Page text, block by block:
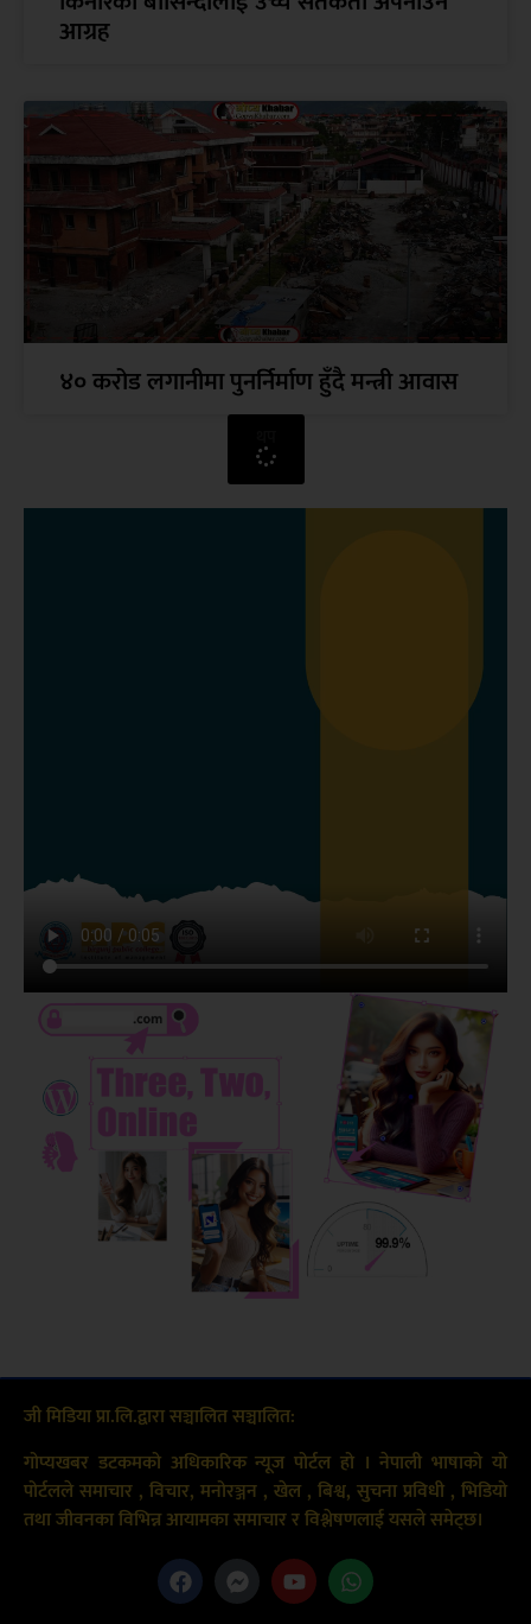
आग्रह
४० करोड लगानीमा पुनर्निर्माण हुँदै मन्त्री आवास
जी मिडिया प्रा.लि.द्वारा सञ्चालित सञ्चालित:
गोप्यखबर डटकमको अधिकारिक न्यूज पोर्टल हो । नेपाली भाषाको यो
पोर्टलले समाचार , विचार, मनोरञ्जन , खेल , बिश्व, सुचना प्रविधी , भिडियो
तथा जीवनका विभिन्न आयामका समाचार र विश्लेषणलाई यसले समेट्छ।